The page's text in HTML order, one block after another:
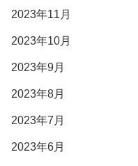
2023年11月
2023年10月
2023年9月
2023年8月
2023年7月
2023年6月